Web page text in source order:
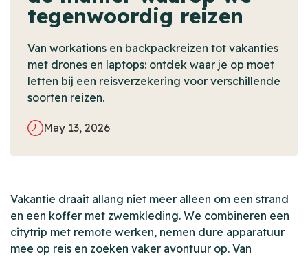
tegenwoordig reizen
Van workations en backpackreizen tot vakanties
met drones en laptops: ontdek waar je op moet
letten bij een reisverzekering voor verschillende
soorten reizen.
May 13, 2026
Vakantie draait allang niet meer alleen om een strand
en een koffer met zwemkleding. We combineren een
citytrip met remote werken, nemen dure apparatuur
mee op reis en zoeken vaker avontuur op. Van